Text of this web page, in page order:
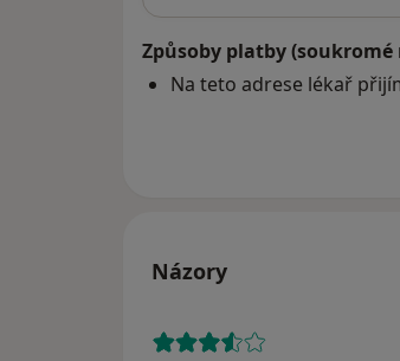
Způsoby platby (soukromé
Na teto adrese lékař
Názory